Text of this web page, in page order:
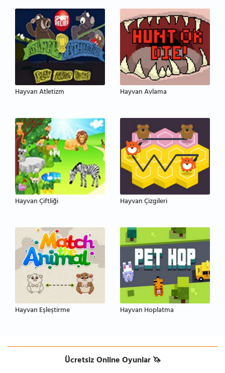
Hayvan Atletizm Hayvan Avlama
Hayvan Çiftliği Hayvan Çizgileri
Hayvan Eşleştirme Hayvan Hoplatma
Ücretsiz Online Oyunlar 🦄